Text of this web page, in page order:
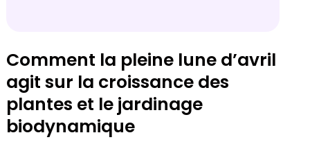
Comment la pleine lune d’avril
agit sur la croissance des
plantes et le jardinage
biodynamique